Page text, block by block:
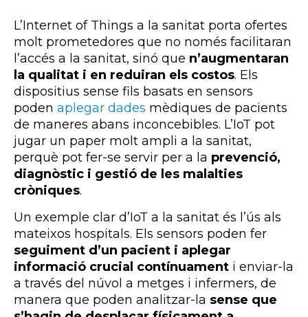
L’Internet of Things a la sanitat porta ofertes
molt prometedores que no només facilitaran
l’accés a la sanitat, sinó que n’augmentaran
la qualitat i en reduiran els costos. Els
dispositius sense fils basats en sensors
poden aplegar dades mèdiques de pacients
de maneres abans inconcebibles. L’IoT pot
jugar un paper molt ampli a la sanitat,
perquè pot fer-se servir per a la prevenció,
diagnòstic i gestió de les malalties
cròniques.
Un exemple clar d’IoT a la sanitat és l’ús als
mateixos hospitals. Els sensors poden fer
seguiment d’un pacient i aplegar
informació crucial contínuament i enviar-la
a través del núvol a metges i infermers, de
manera que poden analitzar-la sense que